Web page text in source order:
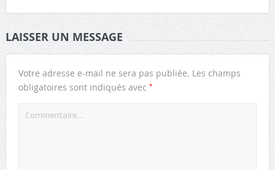
LAISSER UN MESSAGE
Votre adresse e-mail ne sera pas publiée. Les champs
obligatoires sont indiqués avec *